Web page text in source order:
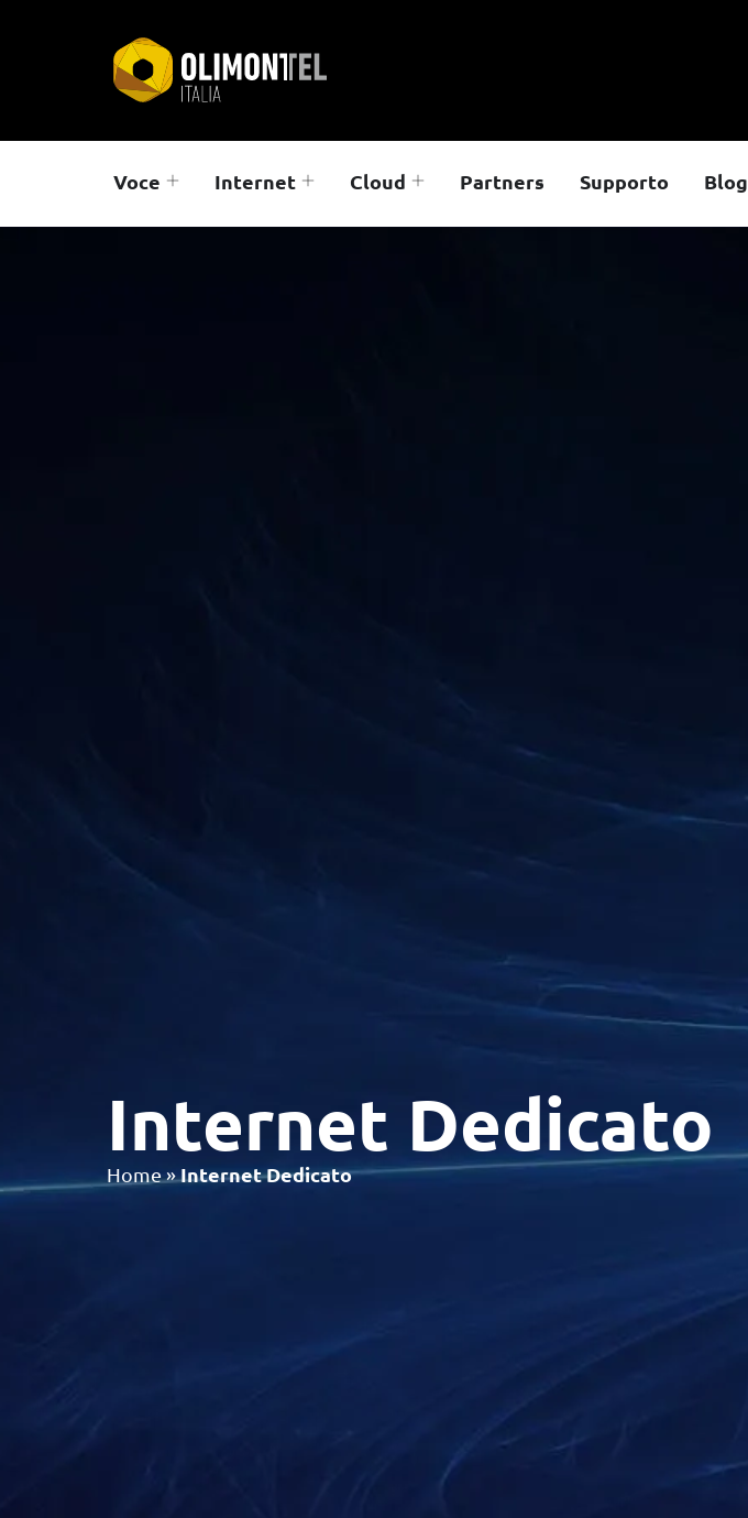
Voce Internet Cloud Partners Supporto Blog
Internet Dedicato
Home»Internet Dedicato